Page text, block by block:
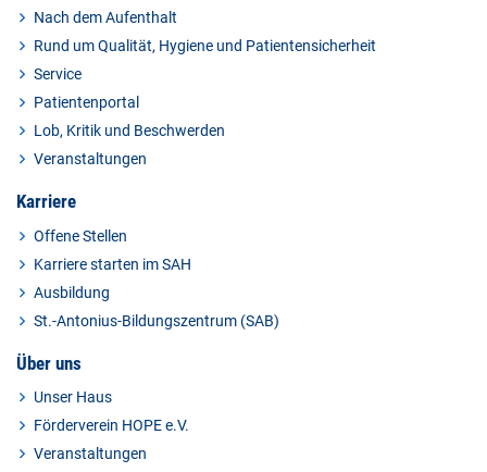
Nach dem Aufenthalt
Rund um Qualität, Hygiene und Patientensicherheit
Service
Patientenportal
Lob, Kritik und Beschwerden
Veranstaltungen
Karriere
Offene Stellen
Karriere starten im SAH
Ausbildung
St.-Antonius-Bildungszentrum (SAB)
Über uns
Unser Haus
Förderverein HOPE e.V.
Veranstaltungen